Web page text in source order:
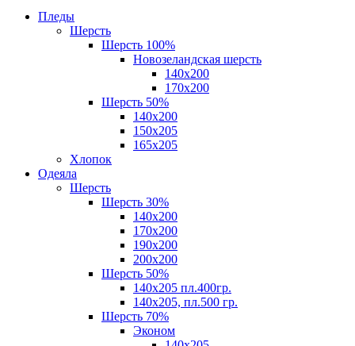
Пледы
Шерсть
Шерсть 100%
Новозеландская шерсть
140х200
170x200
Шерсть 50%
140x200
150х205
165х205
Хлопок
Одеяла
Шерсть
Шерсть 30%
140х200
170х200
190х200
200х200
Шерсть 50%
140х205 пл.400гр.
140х205, пл.500 гр.
Шерсть 70%
Эконом